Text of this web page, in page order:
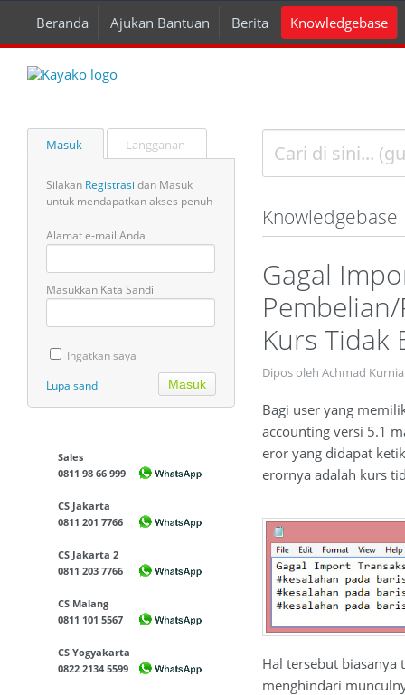
Beranda Ajukan Bantuan Berita Knowledgebase
Masuk Langganan
Silakan Registrasi dan Masuk
untuk mendapatkan akses penuh
Alamat e-mail Anda
Masukkan Kata Sandi
Ingatkan saya
Lupa sandi
Sales
0811 98 66 999
CS Jakarta
0811 201 7766
CS Jakarta 2
0811 203 7766
CS Malang
0811 101 5567
CS Yogyakarta
0822 2134 5599
Knowledgebase
Gagal
Kurs Tidak
Dipos oleh Achmad
Bagi user yang
accounting versi 5.1
eror yang didapat
erornya adalah kurs
Hal tersebut
menghindari